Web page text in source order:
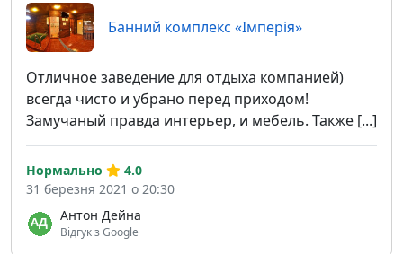
Банний комплекс «Імперія»
Отличное заведение для отдыха компанией)
всегда чисто и убрано перед приходом!
Замучаный правда интерьер, и мебель. Также [...]
Антон Дейна
Відгук з Google
Нормально
4.0
31 березня 2021 о 20:30